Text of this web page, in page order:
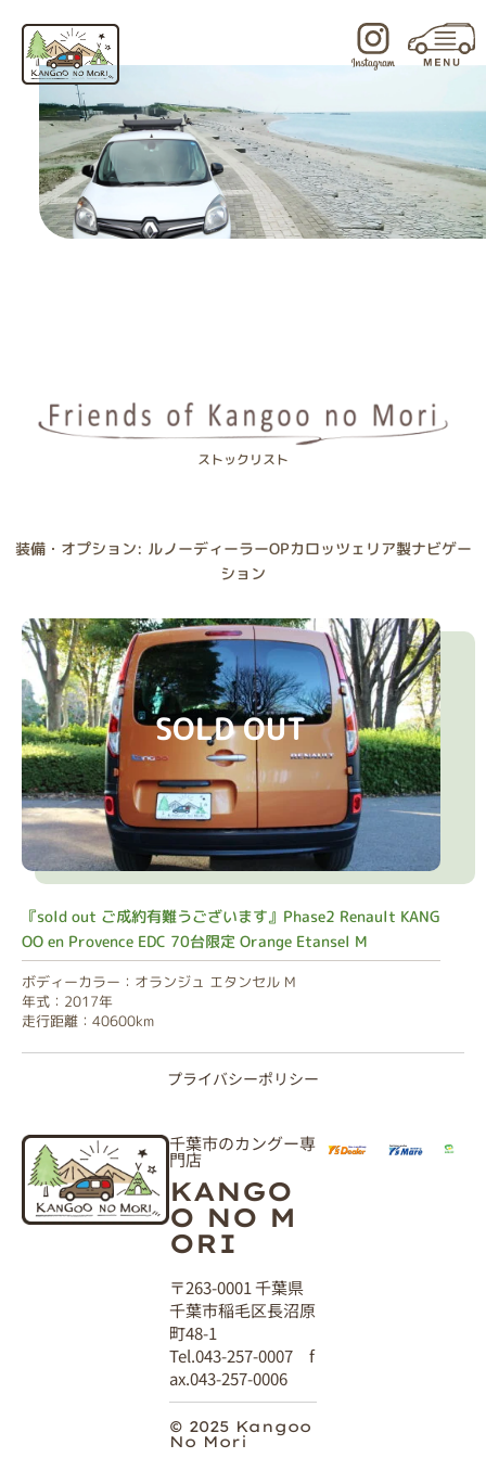
ストックリスト
装備・オプション: ルノーディーラーOPカロッツェリア製ナビゲー
ション
SOLD OUT
『sold out ご成約有難うございます』Phase2 Renault KANG
OO en Provence EDC 70台限定 Orange Etansel M
ボディーカラー：オランジュ エタンセル M
年式：2017年
走行距離：40600km
プライバシーポリシー
千葉市のカングー専
門店
KANGO
O NO M
ORI
〒263-0001 千葉県
千葉市稲毛区長沼原
町48-1
Tel.043-257-0007 f
ax.043-257-0006
© 2025 Kangoo
No Mori